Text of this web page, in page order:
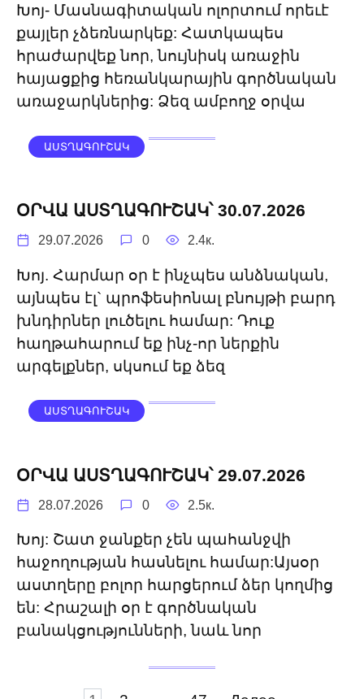
Խոյ- Մասնագիտական ոլորտում որեւէ
քայլեր չձեռնարկեք: Հատկապես
հրաժարվեք նոր, նույնիսկ առաջին
հայացքից հեռանկարային գործնական
առաջարկներից: Ձեզ ամբողջ օրվա
ԱՍՏՂԱԳՈՒՇԱԿ
ՕՐՎԱ ԱՍՏՂԱԳՈՒՇԱԿ՝ 30.07.2026
29.07.2026 0 2.4к.
Խոյ. Հարմար օր է ինչպես անձնական,
այնպես էլ` պրոֆեսիոնալ բնույթի բարդ
խնդիրներ լուծելու համար: Դուք
հաղթահարում եք ինչ-որ ներքին
արգելքներ, սկսում եք ձեզ
ԱՍՏՂԱԳՈՒՇԱԿ
ՕՐՎԱ ԱՍՏՂԱԳՈՒՇԱԿ՝ 29.07.2026
28.07.2026 0 2.5к.
Խոյ: Շատ ջանքեր չեն պահանջվի
հաջողության հասնելու համար:Այսօր
աստղերը բոլոր հարցերում ձեր կողմից
են: Հրաշալի օր է գործնական
բանակցությունների, նաև նոր